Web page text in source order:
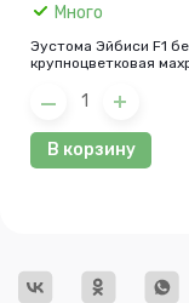
Много
Эустома Эйбиси F1
крупноцветковая
В корзину